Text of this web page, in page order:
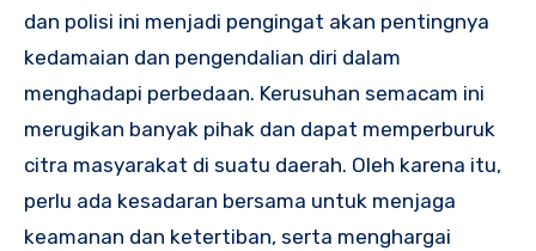
dan polisi ini menjadi pengingat akan pentingnya
kedamaian dan pengendalian diri dalam
menghadapi perbedaan. Kerusuhan semacam ini
merugikan banyak pihak dan dapat memperburuk
citra masyarakat di suatu daerah. Oleh karena itu,
perlu ada kesadaran bersama untuk menjaga
keamanan dan ketertiban, serta menghargai